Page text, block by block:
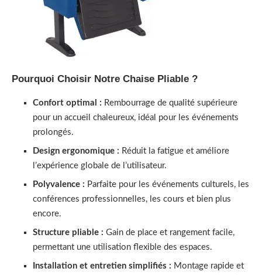
Pourquoi Choisir Notre Chaise Pliable ?
Confort optimal : Rembourrage de qualité supérieure
pour un accueil chaleureux, idéal pour les événements
prolongés.
Design ergonomique : Réduit la fatigue et améliore
l’expérience globale de l’utilisateur.
Polyvalence : Parfaite pour les événements culturels, les
conférences professionnelles, les cours et bien plus
encore.
Structure pliable : Gain de place et rangement facile,
permettant une utilisation flexible des espaces.
Installation et entretien simplifiés : Montage rapide et